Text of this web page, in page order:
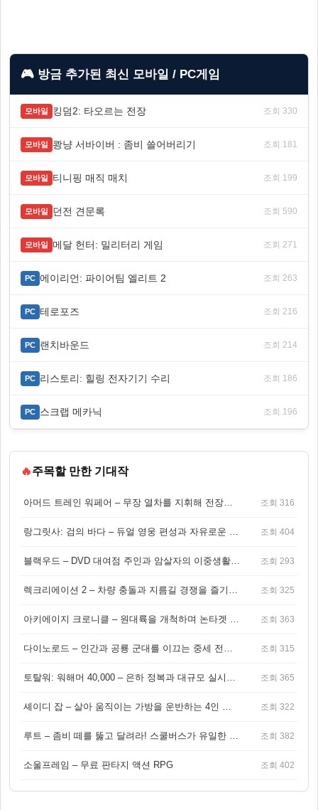
🎮 방금 추가된 최신 모바일 / PC게임
모바일 킹덤2: 타오르는 전장 조회 330
모바일 쾅냥 서바이버 : 좀비 쓸어버리기 조회 181
모바일 티니핑 매직 매치 조회 199
모바일 던전 견문록 조회 590
모바일 메달 헌터: 밀리터리 게임 조회 271
PC 에이리언: 파이어팀 엘리트 2 조회 263
PC 테로포즈 조회 216
PC 랜치바운드 조회 214
PC 리스토리: 힐링 전자기기 수리 조회 186
PC 스크랩 메카닉 조회 196
🔥주목할 만한 기대작
아머드 트레인 워페어 – 무장 열차를 지휘해 전장을 돌파하는 생존 전투 게임 조회 316
랑그릿사: 검의 바다 – 듀얼 영웅 편성과 자유로운 탐험을 결합한 판타지 전략 RPG 조회 404
블랙우드 – DVD 대여점 주인과 암살자의 이중생활을 그린 3인칭 액션 스릴러 게임 조회 293
렉크리에이션 2 – 차량 충돌과 지름길 경쟁을 즐기는 오픈월드 아케이드 레이싱 게임 조회 325
아키에이지 크로니클 – 원대륙을 개척하며 논타겟 전투를 즐기는 오픈월드 MMORPG 조회 363
다이노로드 – 인간과 공룡 군대를 이끄는 중세 전략 액션 RPG 조회 315
토탈워: 워해머 40,000 – 은하 정복과 대규모 실시간 전투가 결합된 전략 게임! 조회 365
셰이디 잡 – 살아 움직이는 가방을 운반하는 4인 협동 물리 어드벤처 게임 조회 322
루트 – 좀비 떼를 뚫고 달려라! 스쿨버스가 유일한 집이 되는 4인 협동 생존 게임 조회 382
소울프레임 – 무료 판타지 액션 RPG 조회 402